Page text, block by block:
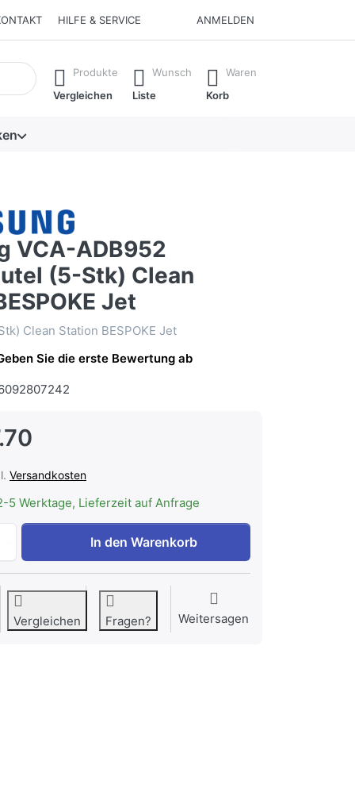
HILFE & SERVICE ANMELDEN
erste Ergebnisse. Drücken Sie die Eingabetaste, um alle
Produkte
Vergleichen
Wunsch
Liste
Waren
Korb
VCA-ADB952
(5-Stk) Clean
Jet
Clean Station BESPOKE Jet
Sie die erste Bewertung ab
Versandkosten
5 Werktage, Lieferzeit auf Anfrage
Samsung VCA-ADB952 Staubbeutel (5-Stk) Clean Station
In den Warenkorb
Vergleichen Fragen? Weitersagen